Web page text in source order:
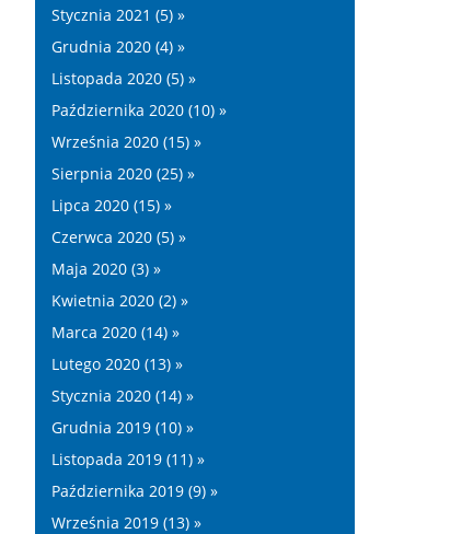
Stycznia 2021 (5) »
Grudnia 2020 (4) »
Listopada 2020 (5) »
Października 2020 (10) »
Września 2020 (15) »
Sierpnia 2020 (25) »
Lipca 2020 (15) »
Czerwca 2020 (5) »
Maja 2020 (3) »
Kwietnia 2020 (2) »
Marca 2020 (14) »
Lutego 2020 (13) »
Stycznia 2020 (14) »
Grudnia 2019 (10) »
Listopada 2019 (11) »
Października 2019 (9) »
Września 2019 (13) »